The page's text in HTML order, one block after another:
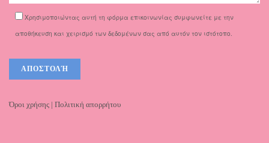
Χρησιμοποιώντας αυτή τη φόρμα επικοινωνίας συμφωνείτε με την
αποθήκευση και χειρισμό των δεδομένων σας από αυτόν τον ιστότοπο.
Όροι χρήσης | Πολιτική απορρήτου